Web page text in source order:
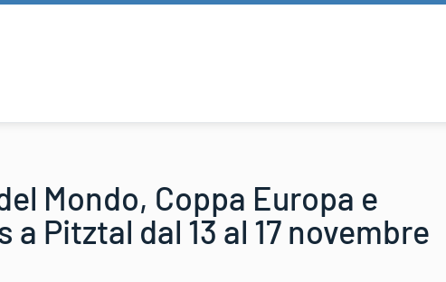
Mondo, Coppa Europa e
Pitztal dal 13 al 17 novembre